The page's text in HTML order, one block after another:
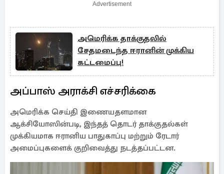
Advertisement
அமெரிக்க தாக்குதலில்
சேதமடைந்த ஈரானின் முக்கிய
கட்டமைப்பு!
அப்பாஸ் அராக்சி எச்சரிக்கை
அமெரிக்க செய்தி இணையதளமான
ஆக்சியோஸின்படி, இந்தத் தொடர் தாக்குதல்கள்
முக்கியமாக ஈரானிய பாதுகாப்பு மற்றும் ரேடார்
அமைப்புகளைக் குறிவைத்து நடத்தப்பட்டன.